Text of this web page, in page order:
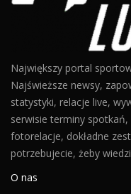
Największy portal
Najświeższe newsy,
statystyki, relacje live,
serwisie terminy
fotorelacje, dokładne
potrzebujecie, żeby
O nas